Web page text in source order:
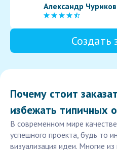
Александр Чуриков
Создать
Почему стоит
избежать типичных
В современном мире
успешного проекта, будь то
визуализация идеи. Многие